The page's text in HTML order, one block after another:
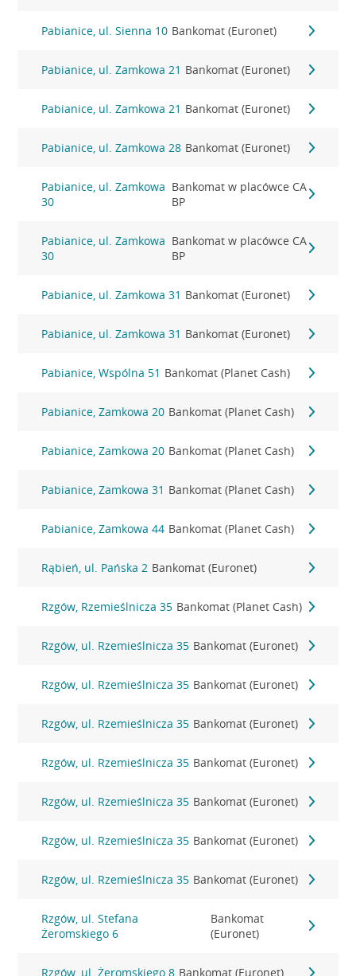
Pabianice, ul. Sienna 10 Bankomat (Euronet)
Pabianice, ul. Zamkowa 21 Bankomat (Euronet)
Pabianice, ul. Zamkowa 21 Bankomat (Euronet)
Pabianice, ul. Zamkowa 28 Bankomat (Euronet)
Pabianice, ul. Zamkowa
30
Bankomat w placówce CA
BP
Pabianice, ul. Zamkowa
30
Bankomat w placówce CA
BP
Pabianice, ul. Zamkowa 31 Bankomat (Euronet)
Pabianice, ul. Zamkowa 31 Bankomat (Euronet)
Pabianice, Wspólna 51 Bankomat (Planet Cash)
Pabianice, Zamkowa 20 Bankomat (Planet Cash)
Pabianice, Zamkowa 20 Bankomat (Planet Cash)
Pabianice, Zamkowa 31 Bankomat (Planet Cash)
Pabianice, Zamkowa 44 Bankomat (Planet Cash)
Rąbień, ul. Pańska 2 Bankomat (Euronet)
Rzgów, Rzemieślnicza 35 Bankomat (Planet Cash)
Rzgów, ul. Rzemieślnicza 35 Bankomat (Euronet)
Rzgów, ul. Rzemieślnicza 35 Bankomat (Euronet)
Rzgów, ul. Rzemieślnicza 35 Bankomat (Euronet)
Rzgów, ul. Rzemieślnicza 35 Bankomat (Euronet)
Rzgów, ul. Rzemieślnicza 35 Bankomat (Euronet)
Rzgów, ul. Rzemieślnicza 35 Bankomat (Euronet)
Rzgów, ul. Rzemieślnicza 35 Bankomat (Euronet)
Rzgów, ul. Stefana
Żeromskiego 6
Bankomat
(Euronet)
Rzgów, ul. Żeromskiego 8 Bankomat (Euronet)